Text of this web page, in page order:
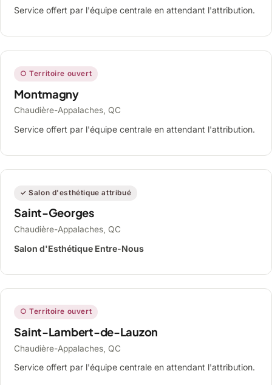
Service offert par l'équipe centrale en attendant l'attribution.
○ Territoire ouvert
Montmagny
Chaudière-Appalaches, QC
Service offert par l'équipe centrale en attendant l'attribution.
✓ Salon d'esthétique attribué
Saint-Georges
Chaudière-Appalaches, QC
Salon d'Esthétique Entre-Nous
○ Territoire ouvert
Saint-Lambert-de-Lauzon
Chaudière-Appalaches, QC
Service offert par l'équipe centrale en attendant l'attribution.